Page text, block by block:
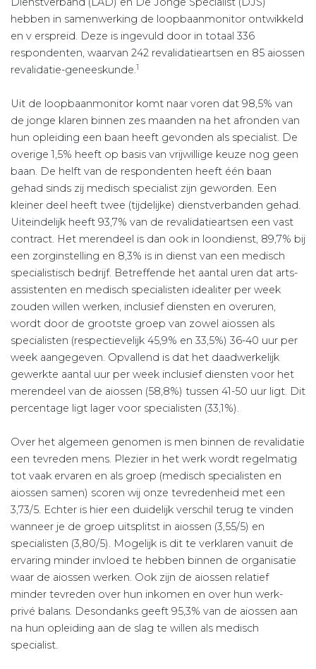
hebben in samenwerking de loopbaanmonitor ontwikkeld
en v erspreid. Deze is ingevuld door in totaal 336
respondenten, waarvan 242 revalidatieartsen en 85 aiossen
revalidatie-geneeskunde.1
Uit de loopbaanmonitor komt naar voren dat 98,5% van
de jonge klaren binnen zes maanden na het afronden van
hun opleiding een baan heeft gevonden als specialist. De
overige 1,5% heeft op basis van vrijwillige keuze nog geen
baan. De helft van de respondenten heeft één baan
gehad sinds zij medisch specialist zijn geworden. Een
kleiner deel heeft twee (tijdelijke) dienst­verbanden gehad.
Uiteindelijk heeft 93,7% van de revalidatie­artsen een vast
contract. Het merendeel is dan ook in loondienst, 89,7% bij
een zorginstelling en 8,3% is in dienst van een medisch
specialistisch bedrijf. Betreffende het aantal uren dat arts­
assistenten en medisch specialisten idealiter per week
zouden willen werken, inclusief diensten en overuren,
wordt door de grootste groep van zowel aiossen als
specialisten (respectievelijk 45,9% en 33,5%) 36-40 uur per
week aangegeven. Opvallend is dat het daadwerkelijk
gewerkte aantal uur per week inclusief diensten voor het
merendeel van de aiossen (58,8%) tussen 41-50 uur ligt. Dit
percentage ligt lager voor specialisten (33,1%).
Over het algemeen genomen is men binnen de revalidatie
een tevreden mens. Plezier in het werk wordt regelmatig
tot vaak ervaren en als groep (medisch specialisten en
aiossen samen) scoren wij onze tevredenheid met een
3,73/5. Echter is hier een duidelijk verschil terug te vinden
wanneer je de groep uitsplitst in aiossen (3,55/5) en
specialisten (3,80/5). Mogelijk is dit te verklaren vanuit de
ervaring minder invloed te hebben binnen de organisatie
waar de aiossen werken. Ook zijn de aiossen relatief
minder tevreden over hun inkomen en over hun werk-
privé balans. Desondanks geeft 95,3% van de aiossen aan
na hun opleiding aan de slag te willen als medisch
specialist.